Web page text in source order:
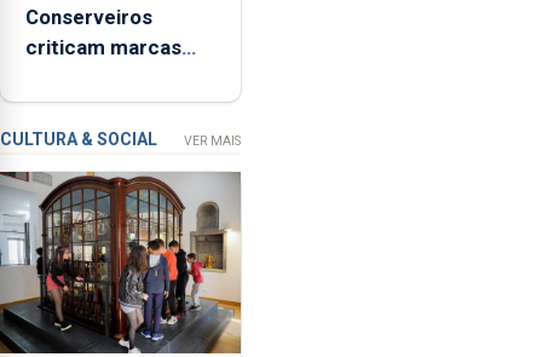
de
Ser”
a
prevenção
primária
da
violência
doméstica,
através
da
promoção
Conserveiros
criticam marcas
Marca Açores
CULTURA & SOCIAL VER MAIS